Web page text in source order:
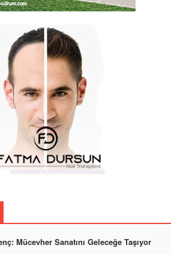
Mücevher Sanatını Geleceğe Taşıyor